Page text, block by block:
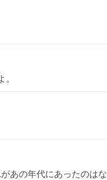
あの年代にあったのは